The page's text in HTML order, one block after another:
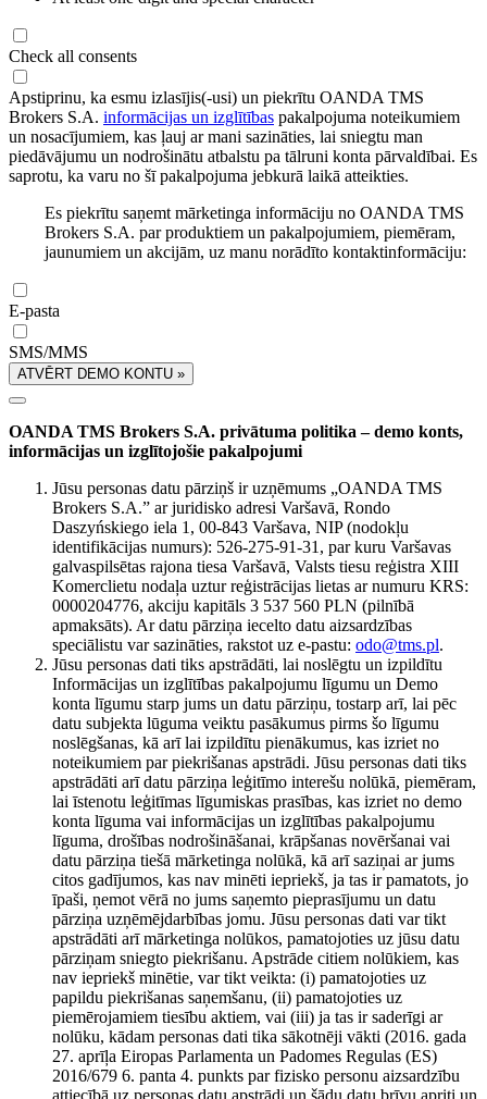
Check all consents
Apstiprinu, ka esmu izlasījis(-usi) un piekrītu OANDA TMS
Brokers S.A. informācijas un izglītības pakalpojuma noteikumiem
un nosacījumiem, kas ļauj ar mani sazināties, lai sniegtu man
piedāvājumu un nodrošinātu atbalstu pa tālruni konta pārvaldībai. Es
saprotu, ka varu no šī pakalpojuma jebkurā laikā atteikties.
Es piekrītu saņemt mārketinga informāciju no OANDA TMS
Brokers S.A. par produktiem un pakalpojumiem, piemēram,
jaunumiem un akcijām, uz manu norādīto kontaktinformāciju:
E-pasta
SMS/MMS
ATVĒRT DEMO KONTU »
OANDA TMS Brokers S.A. privātuma politika – demo konts,
informācijas un izglītojošie pakalpojumi
Jūsu personas datu pārziņš ir uzņēmums „OANDA TMS
Brokers S.A.” ar juridisko adresi Varšavā, Rondo
Daszyńskiego iela 1, 00-843 Varšava, NIP (nodokļu
identifikācijas numurs): 526-275-91-31, par kuru Varšavas
galvaspilsētas rajona tiesa Varšavā, Valsts tiesu reģistra XIII
Komerclietu nodaļa uztur reģistrācijas lietas ar numuru KRS:
0000204776, akciju kapitāls 3 537 560 PLN (pilnībā
apmaksāts). Ar datu pārziņa iecelto datu aizsardzības
speciālistu var sazināties, rakstot uz e-pastu: odo@tms.pl.
Jūsu personas dati tiks apstrādāti, lai noslēgtu un izpildītu
Informācijas un izglītības pakalpojumu līgumu un Demo
konta līgumu starp jums un datu pārziņu, tostarp arī, lai pēc
datu subjekta lūguma veiktu pasākumus pirms šo līgumu
noslēgšanas, kā arī lai izpildītu pienākumus, kas izriet no
noteikumiem par piekrišanas apstrādi. Jūsu personas dati tiks
apstrādāti arī datu pārziņa leģitīmo interešu nolūkā, piemēram,
lai īstenotu leģitīmas līgumiskas prasības, kas izriet no demo
konta līguma vai informācijas un izglītības pakalpojumu
līguma, drošības nodrošināšanai, krāpšanas novēršanai vai
datu pārziņa tiešā mārketinga nolūkā, kā arī saziņai ar jums
citos gadījumos, kas nav minēti iepriekš, ja tas ir pamatots, jo
īpaši, ņemot vērā no jums saņemto pieprasījumu un datu
pārziņa uzņēmējdarbības jomu. Jūsu personas dati var tikt
apstrādāti arī mārketinga nolūkos, pamatojoties uz jūsu datu
pārziņam sniegto piekrišanu. Apstrāde citiem nolūkiem, kas
nav iepriekš minētie, var tikt veikta: (i) pamatojoties uz
papildu piekrišanas saņemšanu, (ii) pamatojoties uz
piemērojamiem tiesību aktiem, vai (iii) ja tas ir saderīgi ar
nolūku, kādam personas dati tika sākotnēji vākti (2016. gada
27. aprīļa Eiropas Parlamenta un Padomes Regulas (ES)
2016/679 6. panta 4. punkts par fizisko personu aizsardzību
attiecībā uz personas datu apstrādi un šādu datu brīvu apriti un